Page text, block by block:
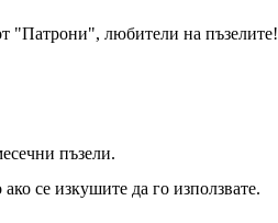
"Патрони", любители на пъзелите!
пъзели.
се изкушите да го използвате.